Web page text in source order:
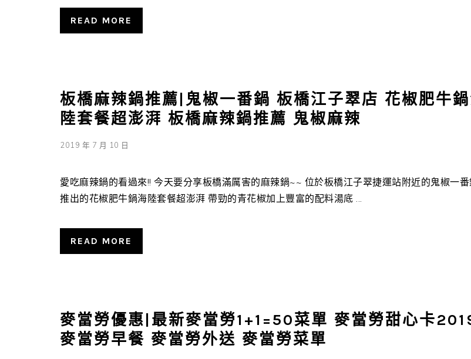
READ MORE
板橋麻辣鍋推薦|鬼椒一番鍋 板橋江子翠店 花椒肥牛
陸套餐超澎湃 板橋麻辣鍋推薦 鬼椒麻辣
2019 年 7 月 10 日
愛吃麻辣鍋的看過來!! 今天要分享板橋滿厲害的麻辣鍋~~ 位於板橋江子翠捷運站附近的鬼椒一
推出的花椒肥牛鍋海陸套餐超澎湃 帶勁的青花椒加上豐富的配料湯底 ...
READ MORE
麥當勞優惠|最新麥當勞1+1=50菜單 麥當勞甜心卡
麥當勞早餐 麥當勞外送 麥當勞菜單